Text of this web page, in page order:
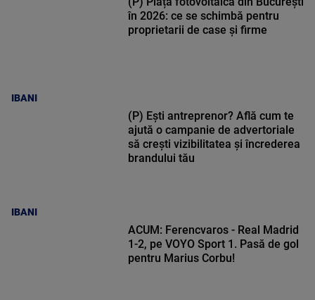
IBANI
în 2026: ce se schimbă pentru
proprietarii de case și firme
IBANI
(P) Ești antreprenor? Află cum te
ajută o campanie de advertoriale
să crești vizibilitatea și încrederea
brandului tău
ACUM: Ferencvaros - Real Madrid
1-2, pe VOYO Sport 1. Pasă de gol
pentru Marius Corbu!